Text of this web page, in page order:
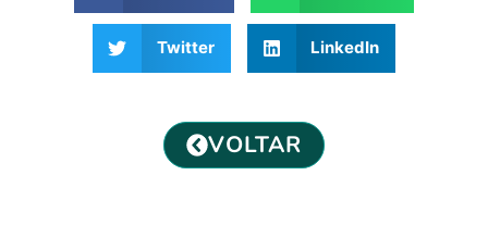
Twitter LinkedIn
VOLTAR